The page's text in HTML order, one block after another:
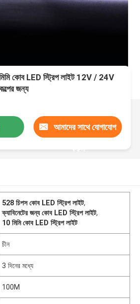
কোব LED স্ট্রিপ লাইট 12V / 24V
জন্য
আমাদের সাথে যোগাযোগ
করুন
528 চিপস কোব LED স্ট্রিপ লাইট,
ক্যাবিনেটের জন্য কোব LED স্ট্রিপ লাইট,
10 মিমি কোব LED স্ট্রিপ লাইট
চীন
3 দিনের মধ্যে
100M